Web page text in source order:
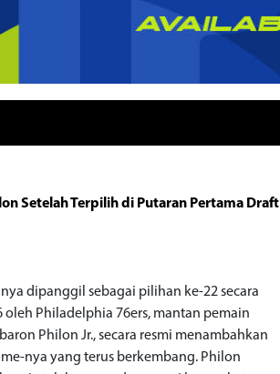
Setelah Terpilih di Putaran Pertama Draft
dipanggil sebagai pilihan ke-22 secara
oleh Philadelphia 76ers, mantan pemain
Philon Jr., secara resmi menambahkan
nya yang terus berkembang. Philon